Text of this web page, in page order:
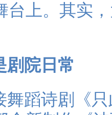
台上。其实
剧院日常
舞蹈诗剧《